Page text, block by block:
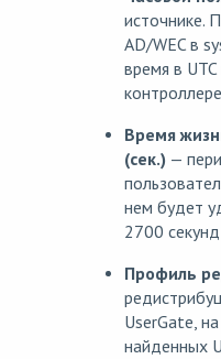
источнике.
AD/WEC в
время в
Время
(сек.) —
нем будет
2700
Профиль
UserGate,
найденных